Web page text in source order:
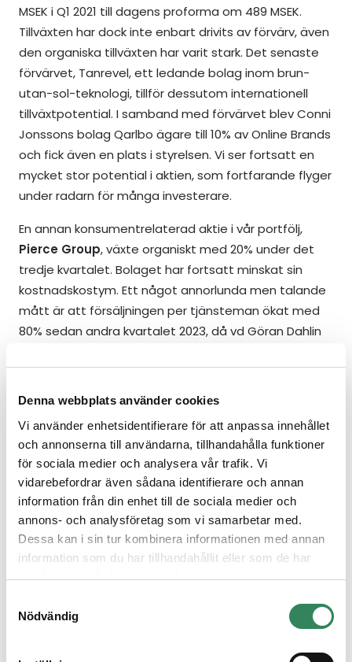
Denna webbplats använder cookies
Vi använder enhetsidentifierare för att anpassa innehållet
och annonserna till användarna, tillhandahålla funktioner
för sociala medier och analysera vår trafik. Vi
vidarebefordrar även sådana identifierare och annan
information från din enhet till de sociala medier och
annons- och analysföretag som vi samarbetar med.
Dessa kan i sin tur kombinera informationen med annan
information som du har tillhandahållit eller som de har
samlat in när du har använt deras tjänster.
Nödvändig
MSEK i Q1 2021 till dagens proforma om 489 MSEK.
Tillväxten har dock inte enbart drivits av förvärv, även
den organiska tillväxten har varit stark. Det senaste
förvärvet, Tanrevel, ett ledande bolag inom brun-
utan-sol-teknologi, tillför dessutom internationell
tillväxtpotential. I samband med förvärvet blev Conni
Jonssons bolag Qarlbo ägare till 10% av Online Brands
och fick även en plats i styrelsen. Vi ser fortsatt en
mycket stor potential i aktien, som fortfarande flyger
under radarn för många investerare.
En annan konsumentrelaterad aktie i vår portfölj,
Pierce Group, växte organiskt med 20% under det
tredje kvartalet. Bolaget har fortsatt minskat sin
kostnadskostym. Ett något annorlunda men talande
mått är att försäljningen per tjänsteman ökat med
80% sedan andra kvartalet 2023, då vd Göran Dahlin
de transformationsrelaterade kostnaderna att
minska, samtidigt som vissa större tillgångar då är
uppgå till 30–40 MSEK att jämföra med vårt estimat
för innevarande år på 40–50 MSEK. Med nuvarande
värdering framstår Pierce som en av de lägst
värderade renodlade e-handelsaktierna på
marknaden.
En annan lågt värderad konsumentaktie ärRugvista
senaste åren, vilket vi bedömer kan fortsätta driva